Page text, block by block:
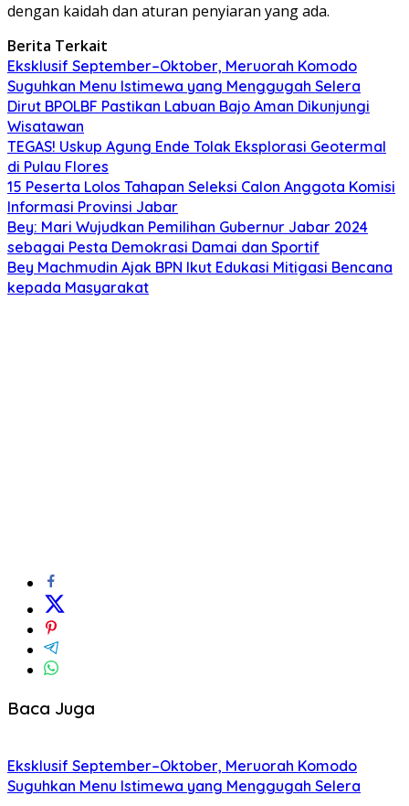
dengan kaidah dan aturan penyiaran yang ada.
Berita Terkait
Eksklusif September–Oktober, Meruorah Komodo
Suguhkan Menu Istimewa yang Menggugah Selera
Dirut BPOLBF Pastikan Labuan Bajo Aman Dikunjungi
Wisatawan
TEGAS! Uskup Agung Ende Tolak Eksplorasi Geotermal
di Pulau Flores
15 Peserta Lolos Tahapan Seleksi Calon Anggota Komisi
Informasi Provinsi Jabar
Bey: Mari Wujudkan Pemilihan Gubernur Jabar 2024
sebagai Pesta Demokrasi Damai dan Sportif
Bey Machmudin Ajak BPN Ikut Edukasi Mitigasi Bencana
kepada Masyarakat
Baca Juga
Eksklusif September–Oktober, Meruorah Komodo
Suguhkan Menu Istimewa yang Menggugah Selera